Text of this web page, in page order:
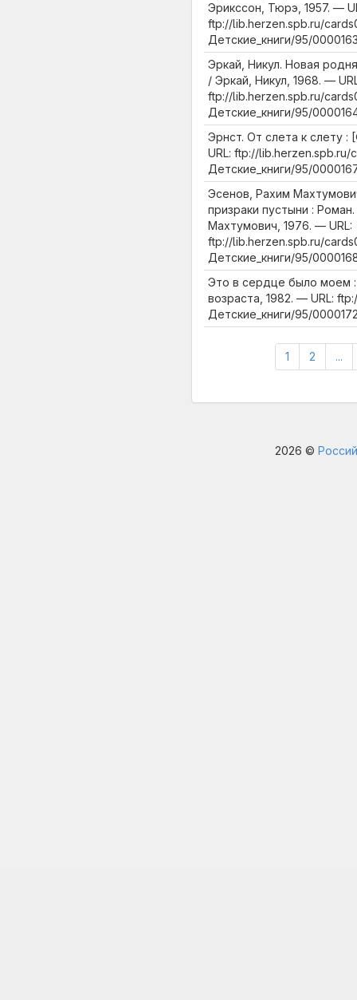
Эрикссон, Тюрэ, 1957. —
ftp://lib.herzen.spb.ru/
Детские_книги/95/
Эркай, Никул. Новая
/ Эркай, Никул, 1968. —
ftp://lib.herzen.spb.ru/
Детские_книги/95/
Эрнст. От слета к слету
URL: ftp://lib.herzen.spb.ru/
Детские_книги/95/
Эсенов, Рахим
призраки пустыни :
Махтумович, 1976. — URL:
ftp://lib.herzen.spb.ru/
Детские_книги/95/
Это в сердце было моем
возраста, 1982. — URL:
Детские_книги/95/
1 2 ...
2026 ©